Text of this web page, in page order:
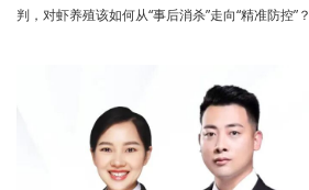
判，对虾养殖该如何从“事后消杀”走向“精准防控”？